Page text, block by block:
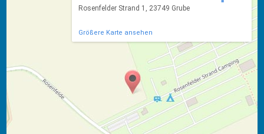
Rosenfelder Strand 1, 23749 Grube
Größere Karte ansehen